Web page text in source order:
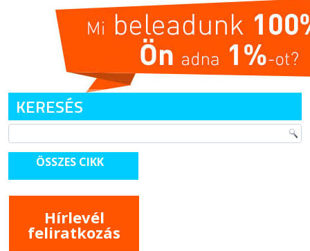
KERESÉS
ÖSSZES CIKK
Hírlevél
feliratkozás